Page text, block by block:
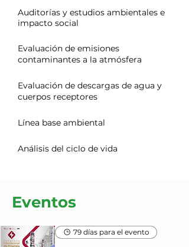
Auditorías y estudios ambientales e
impacto social
Evaluación de emisiones
contaminantes a la atmósfera
Evaluación de descargas de agua y
cuerpos receptores
Línea base ambiental
Análisis del ciclo de vida
Eventos
79 días para el evento